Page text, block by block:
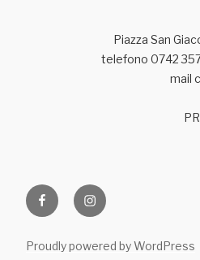
Piazza San
telefono 0742
mail
Facebook
Ig
Proudly powered by WordPress